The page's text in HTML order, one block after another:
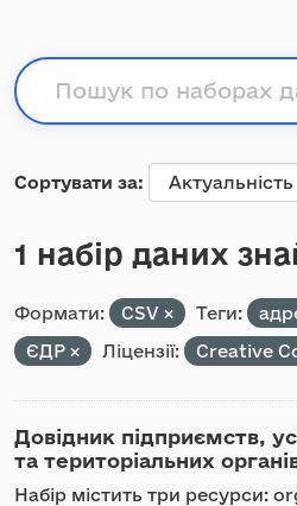
Сортувати за
1 набір даних
Формати: CSV Теги:
ЄДР
Ліцензії: Creative
Довідник підприємств,
та територіальних
Набір містить три ресурси: